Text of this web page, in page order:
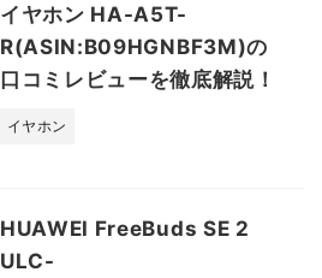
イヤホン HA-A5T-
R(ASIN:B09HGNBF3M)の
口コミレビューを徹底解説！
イヤホン
HUAWEI FreeBuds SE 2
ULC-